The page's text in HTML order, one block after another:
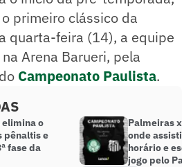
primeiro clássico da
quarta-feira (14), a equipe
na Arena Barueri, pela
Campeonato Paulista.
o
pênaltis e
fase da
Palmeiras x
onde assistir
horário e
jogo pelo